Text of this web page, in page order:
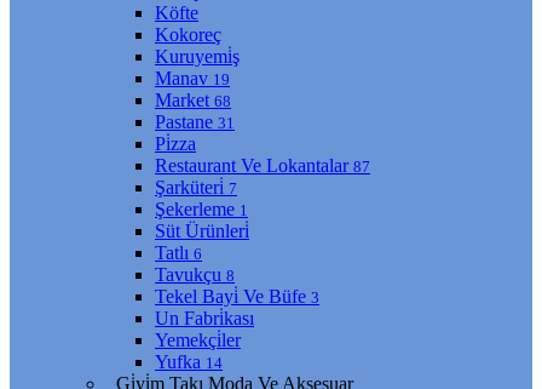
Köfte
Kokoreç
Kuruyemi̇ş
Manav 19
Market 68
Pastane 31
Pi̇zza
Restaurant Ve Lokantalar 87
Şarküteri̇ 7
Şekerleme 1
Süt Ürünleri̇
Tatlı 6
Tavukçu 8
Tekel Bayi̇ Ve Büfe 3
Un Fabri̇kası
Yemekçi̇ler
Yufka 14
Gi̇yi̇m Takı Moda Ve Aksesuar